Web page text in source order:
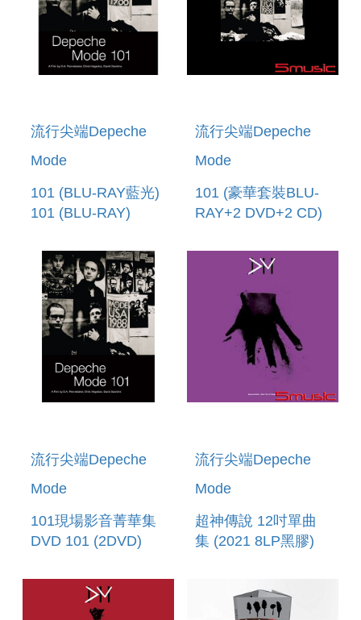
流行尖端Depeche
Mode
101 (BLU-RAY藍光)
101 (BLU-RAY)
流行尖端Depeche
Mode
101 (豪華套裝BLU-
RAY+2 DVD+2 CD)
DVD+2 CD)
流行尖端Depeche
Mode
101現場影音菁華集
DVD 101 (2DVD)
流行尖端Depeche
Mode
超神傳說 12吋單曲
集 (2021 8LP黑膠)